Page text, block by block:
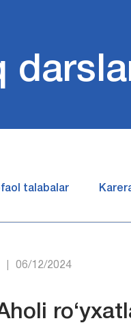
talabalar
06/12/2024